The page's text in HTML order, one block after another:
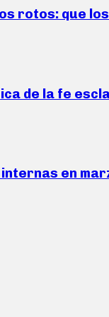
rotos: que
de la fe
internas en